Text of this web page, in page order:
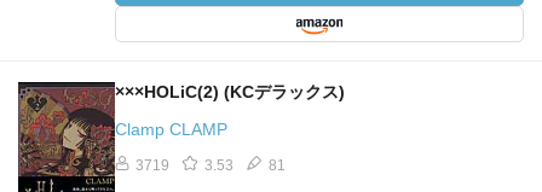
×××HOLiC(2) (KCデラックス)
Clamp CLAMP
3719 3.53 81